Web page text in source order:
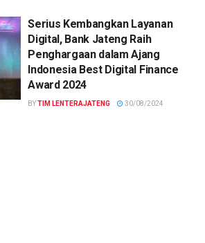
Serius Kembangkan Layanan
Digital, Bank Jateng Raih
Penghargaan dalam Ajang
Indonesia Best Digital Finance
Award 2024
BYTIM LENTERAJATENG 30/08/2024